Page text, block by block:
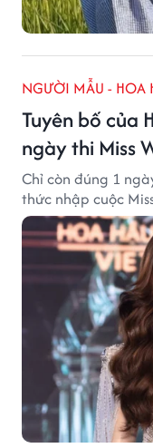
NGƯỜI MẪU - HOA
Tuyên bố của
ngày thi Miss
Chỉ còn đúng 1
thức nhập cuộc